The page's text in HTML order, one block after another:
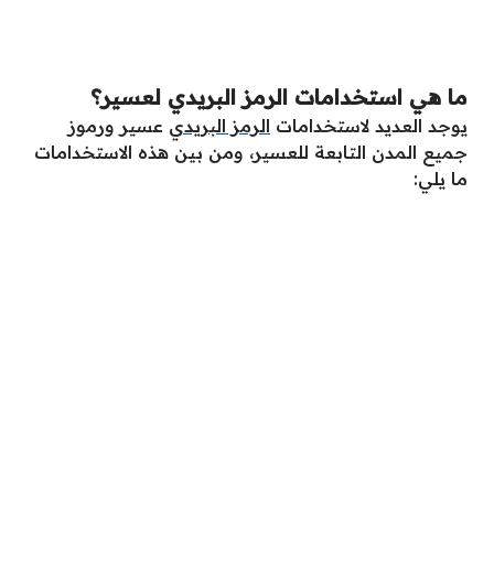
ما هي استخدامات الرمز البريدي لعسير؟
يوجد العديد لاستخدامات الرمز البريدي عسير ورموز
جميع المدن التابعة للعسير، ومن بين هذه الاستخدامات
ما يلي: